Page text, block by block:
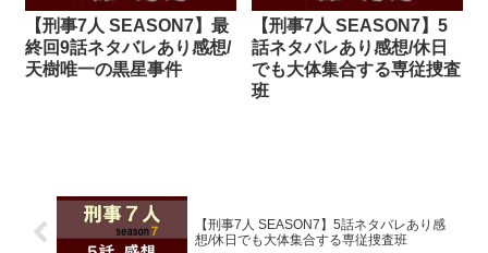
【刑事7人 SEASON7】最
終回9話ネタバレあり感想/
天樹唯一の黒星事件
【刑事7人 SEASON7】5
話ネタバレあり感想/休日
でも大体集合する専従捜査
班
【刑事7人 SEASON7】5話ネタバレあり感
想/休日でも大体集合する専従捜査班